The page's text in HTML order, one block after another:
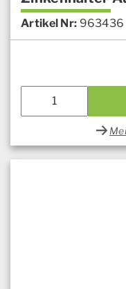
Artikel Nr: 963436